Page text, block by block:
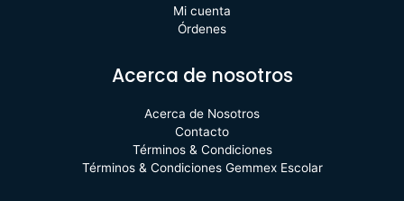
Mi cuenta
Órdenes
Acerca de nosotros
Acerca de Nosotros
Contacto
Términos & Condiciones
Términos & Condiciones Gemmex Escolar